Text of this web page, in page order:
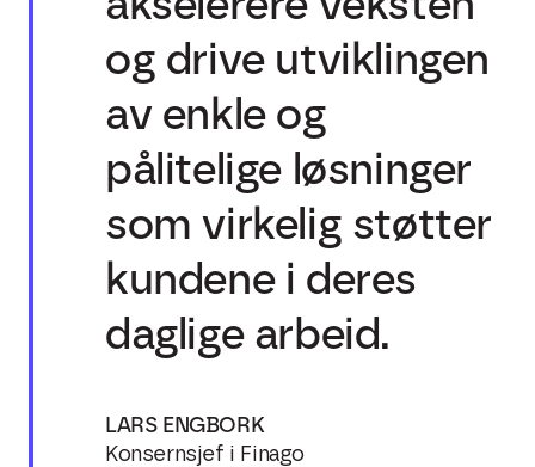
og drive utviklingen
av enkle og
pålitelige løsninger
som virkelig støtter
kundene i deres
daglige arbeid.
LARS ENGBORK
Konsernsjef i Finago